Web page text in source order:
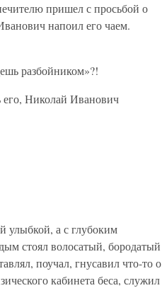
пришел с просьбой о
напоил его чаем.
разбойником»?!
его, Николай Иванович
улыбкой, а с глубоким
стоял волосатый, бородатый
поучал, гнусавил что-то о
кабинета беса, служил